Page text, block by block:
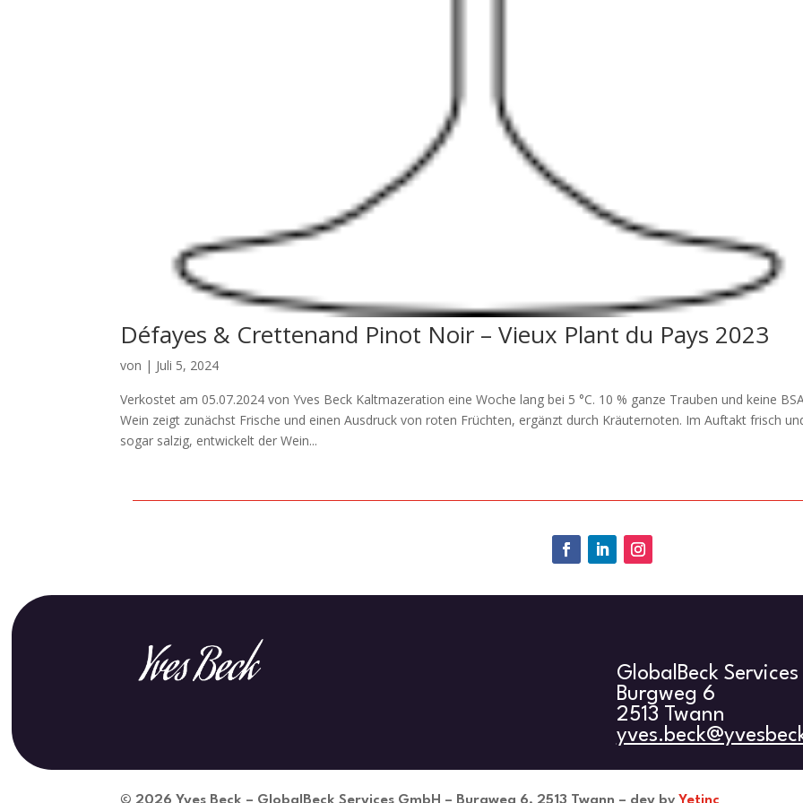
Défayes & Crettenand Pinot Noir – Vieux Plant du Pays 2023
von | Juli 5, 2024
Verkostet am 05.07.2024 von Yves Beck Kaltmazeration eine Woche lang bei 5 °C. 10 % ganze Trauben und keine
Wein zeigt zunächst Frische und einen Ausdruck von roten Früchten, ergänzt durch Kräuternoten. Im Auftakt frisch
sogar salzig, entwickelt der Wein...
GlobalBeck Services
Burgweg 6
2513 Twann